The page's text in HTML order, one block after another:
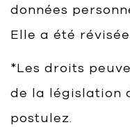
données
Elle a été
*Les droits
de la législation
postulez.